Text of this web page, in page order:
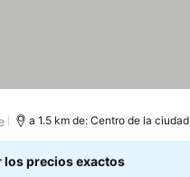
a 1.5 km de: Centro de la ciudad
los precios exactos